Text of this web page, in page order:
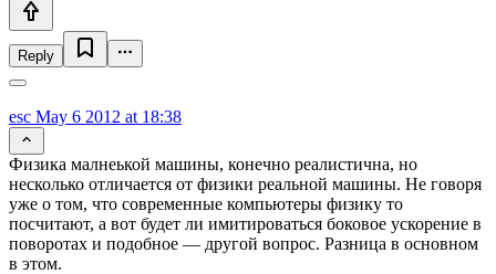
Reply
esc May 6 2012 at 18:38
Физика малнеькой машины, конечно реалистична, но
несколько отличается от физики реальной машины. Не говоря
уже о том, что современные компьютеры физику то
посчитают, а вот будет ли имитироваться боковое ускорение в
поворотах и подобное — другой вопрос. Разница в основном
в этом.